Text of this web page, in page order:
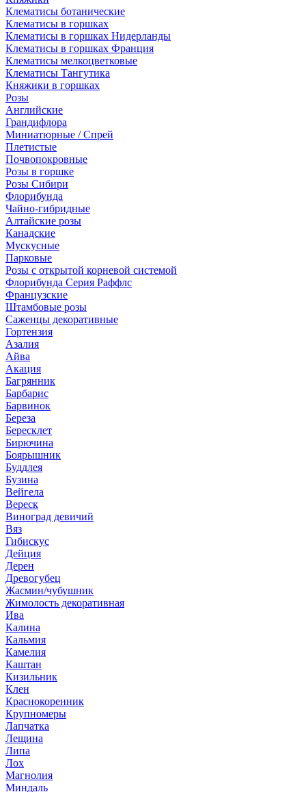
Клематисы ботанические
Клематисы в горшках
Клематисы в горшках Нидерланды
Клематисы в горшках Франция
Клематисы мелкоцветковые
Клематисы Тангутика
Княжики в горшках
Розы
Английские
Грандифлора
Миниатюрные / Спрей
Плетистые
Почвопокровные
Розы в горшке
Розы Сибири
Флорибунда
Чайно-гибридные
Алтайские розы
Канадские
Мускусные
Парковые
Розы с открытой корневой системой
Флорибунда Серия Раффлс
Французские
Штамбовые розы
Саженцы декоративные
Гортензия
Азалия
Айва
Акация
Багрянник
Барбарис
Барвинок
Береза
Бересклет
Бирючина
Боярышник
Буддлея
Бузина
Вейгела
Вереск
Виноград девичий
Вяз
Гибискус
Дейция
Дерен
Древогубец
Жасмин/чубушник
Жимолость декоративная
Ива
Калина
Кальмия
Камелия
Каштан
Кизильник
Клен
Краснокоренник
Крупномеры
Лапчатка
Лещина
Липа
Лох
Магнолия
Миндаль